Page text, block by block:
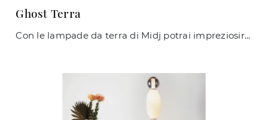
Ghost Terra
Con le lampade da terra di Midj potrai impreziosire i tuoi locali: clicca e scopri l'Illuminazione design Ghost Terra!